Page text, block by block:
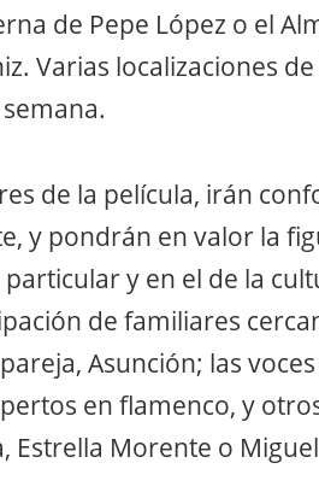
de Pepe López o el
Varias localizaciones
de la película, irán
y pondrán en valor la
y en el de la
de familiares
Asunción; las
en flamenco, y
Estrella Morente o